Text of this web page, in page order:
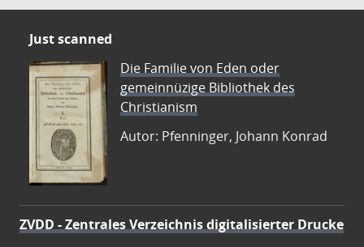
Just scanned
Die Familie von Eden oder
gemeinnüzige Bibliothek des
Christianism
Autor: Pfenninger, Johann Konrad
ZVDD - Zentrales Verzeichnis digitalisierter Drucke